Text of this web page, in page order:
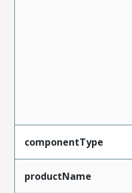
componentType
productName